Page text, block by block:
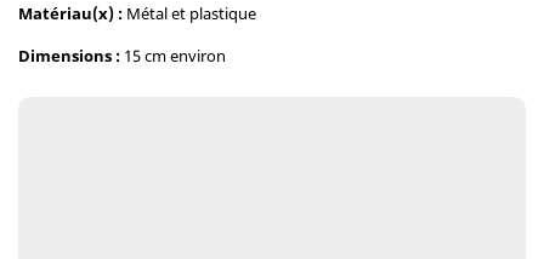
Matériau(x) : Métal et plastique
Dimensions : 15 cm environ